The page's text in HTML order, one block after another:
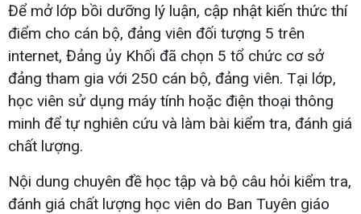
Để mở lớp bồi dưỡng lý luận, cập nhật kiến thức thí
điểm cho cán bộ, đảng viên đối tượng 5 trên
internet, Đảng ủy Khối đã chọn 5 tổ chức cơ sở
đảng tham gia với 250 cán bộ, đảng viên. Tại lớp,
học viên sử dụng máy tính hoặc điện thoại thông
minh để tự nghiên cứu và làm bài kiểm tra, đánh giá
chất lượng.
Nội dung chuyên đề học tập và bộ câu hỏi kiểm tra,
đánh giá chất lượng học viên do Ban Tuyên giáo